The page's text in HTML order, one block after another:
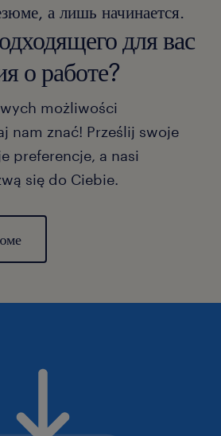
а лишь начинается.
для вас
о работе?
możliwości
nam znać! Prześlij swoje
preferencje, a nasi
się do Ciebie.